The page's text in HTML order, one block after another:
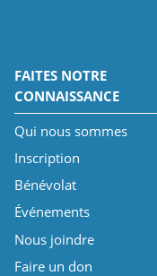
FAITES NOTRE
CONNAISSANCE
Qui nous sommes
Inscription
Bénévolat
Événements
Nous joindre
Faire un don